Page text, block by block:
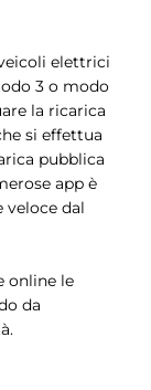
elettrici
3 o modo
la ricarica
si effettua
pubblica
app è
veloce dal
online le
da